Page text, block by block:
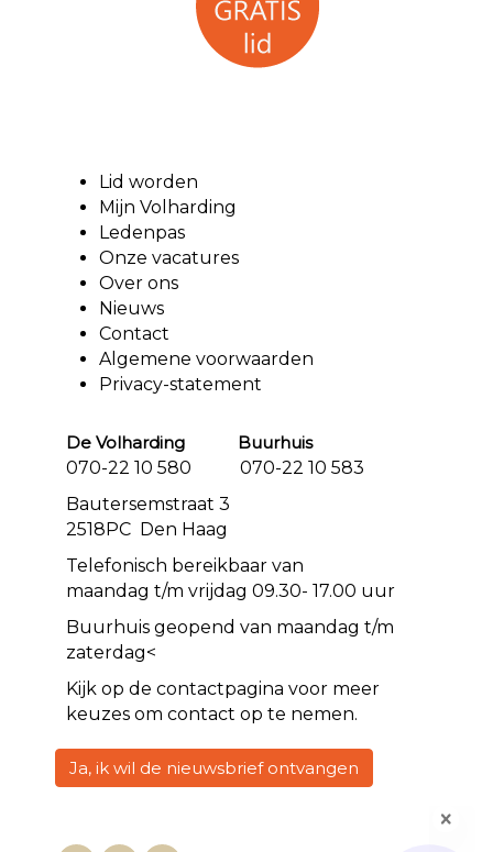
Lid worden
Mijn Volharding
Ledenpas
Onze vacatures
Over ons
Nieuws
Contact
Algemene voorwaarden
Privacy-statement
De Volharding Buurhuis
070-22 10 580 070-22 10 583
Bautersemstraat 3
2518PC Den Haag
Telefonisch bereikbaar van
maandag t/m vrijdag 09.30- 17.00 uur
Buurhuis geopend van maandag t/m
zaterdag<
Kijk op de contactpagina voor meer
keuzes om contact op te nemen.
Ja, ik wil de nieuwsbrief ontvangen